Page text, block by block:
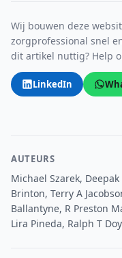
Wij bouwen deze
zorgprofessional snel
dit artikel nuttig? Help
LinkedIn
AUTEURS
Michael Szarek,
Brinton, Terry A
Ballantyne, R Preston
Lira Pineda, Ralph T